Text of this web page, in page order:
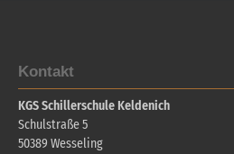
Kontakt
KGS Schillerschule Keldenich
Schulstraße 5
50389 Wesseling